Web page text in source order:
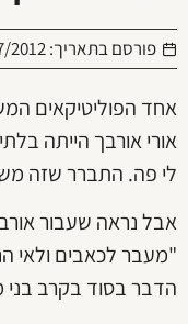
פורסם בתאריך:2012
אחד הפוליטיקאים
אורי אורבך הייתה
לי פה. התברר שזה
אבל נראה שעבור
"מעבר לכאבים ולאי
הדבר בסוד בקרב